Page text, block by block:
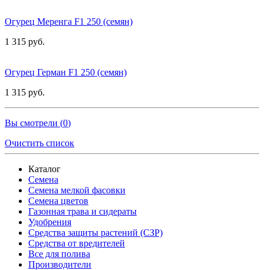
Огурец Меренга F1 250 (семян)
1 315 руб.
Огурец Герман F1 250 (семян)
1 315 руб.
Вы смотрели (0)
Очистить список
Каталог
Семена
Семена мелкой фасовки
Семена цветов
Газонная трава и сидераты
Удобрения
Средства защиты растений (СЗР)
Средства от вредителей
Все для полива
Производители